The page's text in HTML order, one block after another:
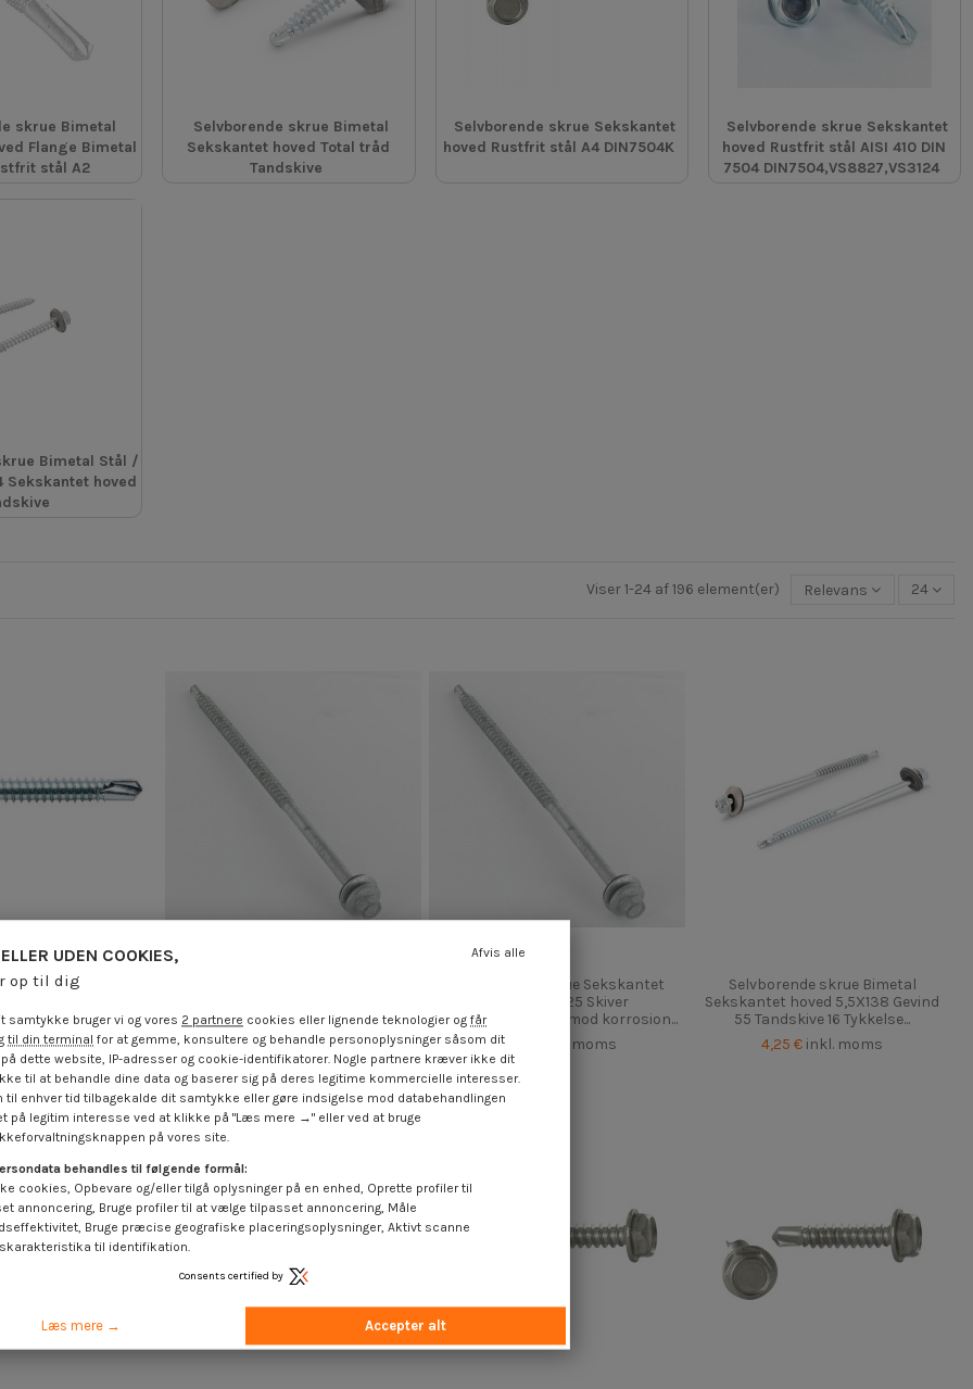
skrue Bimetal
Flange Bimetal
stål A2
Selvborende skrue Bimetal
Sekskantet hoved Total tråd
Tandskive
Selvborende skrue Sekskantet
hoved Rustfrit stål A4 DIN7504K
Selvborende skrue Sekskantet
hoved Rustfrit stål AISI 410 DIN
7504 DIN7504,VS8827,VS3124
Bimetal Stål /
Sekskantet hoved
Viser 1-24 af 196 element(er) Relevans 24
skrue
stål cr3
96...
€inkl. moms
modstandsdygtig mod korrosion...
1,85 €inkl. moms
Selvborende skrue Sekskantet
hoved 6,5X125 Skiver
modstandsdygtig mod korrosion...
1,85 €
inkl. moms
Selvborende skrue Bimetal
Sekskantet hoved 5,5X138 Gevind
55 Tandskive 16 Tykkelse...
4,25 € inkl. moms
UDEN COOKIES,
op til dig
Afvis alle
samtykke bruger vi og vores 2 partnere cookies eller lignende teknologier og får
til din terminal for at gemme, konsultere og behandle personoplysninger såsom dit
dette website, IP-adresser og cookie-identifikatorer. Nogle partnere kræver ikke dit
til at behandle dine data og baserer sig på deres legitime kommercielle interesser.
til enhver tid tilbagekalde dit samtykke eller gøre indsigelse mod databehandlingen
på legitim interesse ved at klikke på "Læs mere →" eller ved at bruge
på vores site.
behandles til følgende formål:
cookies, Opbevare og/eller tilgå oplysninger på en enhed, Oprette profiler til
annoncering, Bruge profiler til at vælge tilpasset annoncering, Måle
Bruge præcise geografiske placeringsoplysninger, Aktivt scanne
til identifikation.
Consents certified by
Læs mere → Accepter alt